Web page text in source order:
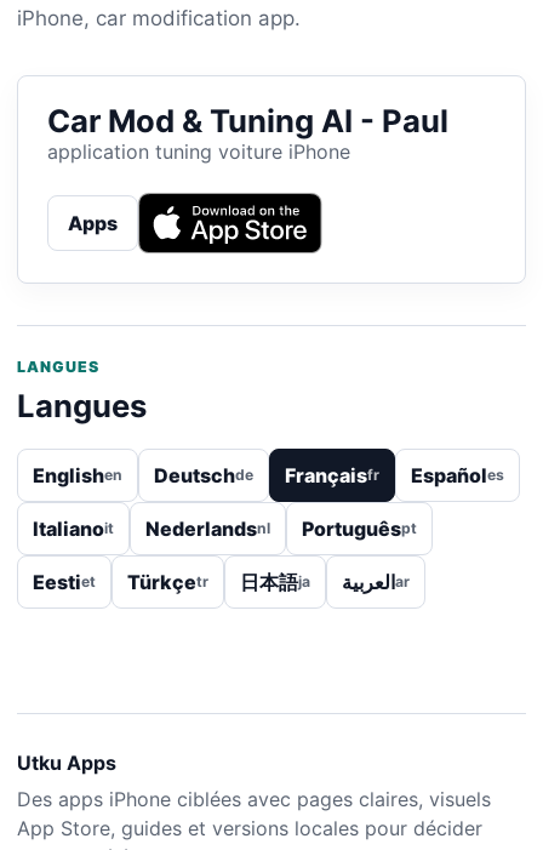
iPhone, car modification app.
Car Mod & Tuning AI - Paul
application tuning voiture iPhone
Apps
LANGUES
Langues
Englishen Deutschde Françaisfr Españoles
Italianoit Nederlandsnl Portuguêspt
Eestiet Türkçetr 日本語ja العربيةar
Utku Apps
Des apps iPhone ciblées avec pages claires, visuels
App Store, guides et versions locales pour décider